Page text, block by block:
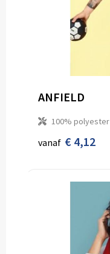
ANFIELD
100% polyester
vanaf € 4,12